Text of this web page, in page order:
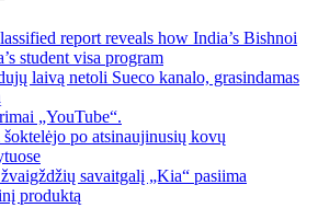
report reveals how India’s Bishnoi
student visa program
laivą netoli Sueco kanalo, grasindamas
„YouTube“.
po atsinaujinusių kovų
savaitgalį „Kia“ pasiima
produktą